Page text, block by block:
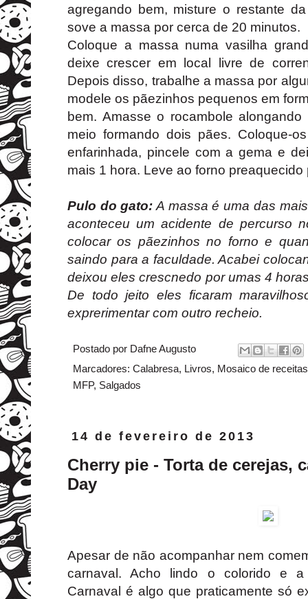
agregando bem, misture o restante
sove a massa por cerca de 20 minutos.
Coloque a massa numa vasilha
deixe crescer em local livre de
Depois disso, trabalhe a massa por
modele os pãezinhos pequenos em
bem. Amasse o rocambole
meio formando dois pães. Coloque-
enfarinhada, pincele com a gema e
mais 1 hora. Leve ao forno preaquecido
Pulo do gato: A massa é uma das
aconteceu um acidente de percurso
colocar os pãezinhos no forno e
saindo para a faculdade. Acabei
deixou eles crescnedo por umas 4
De todo jeito eles ficaram
exprerimentar com outro recheio.
Postado por Dafne Augusto
Marcadores: Calabresa, Livros, Mosaico de receitas
MFP, Salgados
14 de fevereiro de 2013
Cherry pie - Torta de cerejas,
Day
Apesar de não acompanhar nem
carnaval. Acho lindo o colorido e a
Carnaval é algo que praticamente só